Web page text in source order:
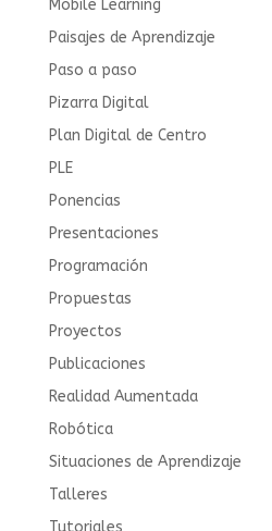
Mobile Learning
Paisajes de Aprendizaje
Paso a paso
Pizarra Digital
Plan Digital de Centro
PLE
Ponencias
Presentaciones
Programación
Propuestas
Proyectos
Publicaciones
Realidad Aumentada
Robótica
Situaciones de Aprendizaje
Talleres
Tutoriales